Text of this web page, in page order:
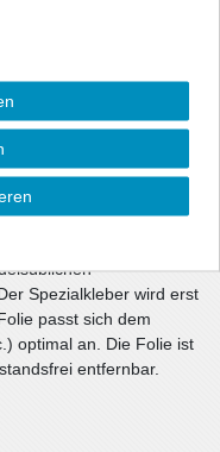
auch gleich eine
jeweiligen Fahrzeug
entfernbar
Spezialkleber wird erst
passt sich dem
optimal an. Die Folie ist
entfernbar.